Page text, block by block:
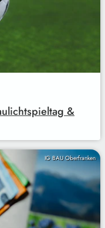
&
IG BAU Oberfranken